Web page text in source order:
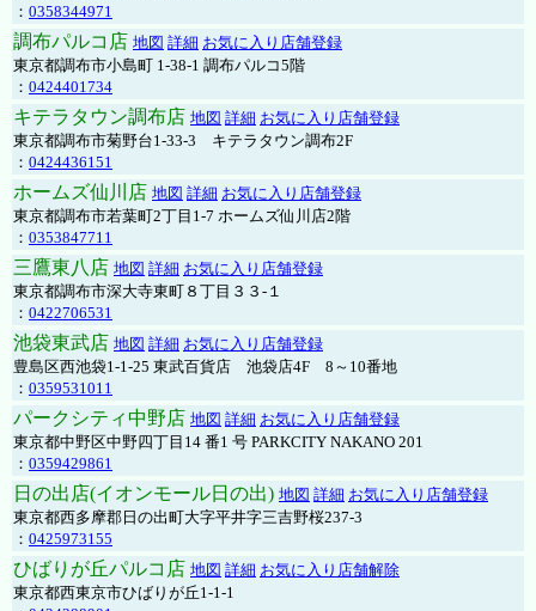
： 0358344971
調布パルコ店 地図 詳細 お気に入り店舗登録
東京都調布市小島町 1-38-1 調布パルコ5階
： 0424401734
キテラタウン調布店 地図 詳細 お気に入り店舗登録
東京都調布市菊野台1-33-3 キテラタウン調布2F
： 0424436151
ホームズ仙川店 地図 詳細 お気に入り店舗登録
東京都調布市若葉町2丁目1-7 ホームズ仙川店2階
： 0353847711
三鷹東八店 地図 詳細 お気に入り店舗登録
東京都調布市深大寺東町８丁目３３-１
： 0422706531
池袋東武店 地図 詳細 お気に入り店舗登録
豊島区西池袋1-1-25 東武百貨店 池袋店4F 8～10番地
： 0359531011
パークシティ中野店 地図 詳細 お気に入り店舗登録
東京都中野区中野四丁目14 番1 号 PARKCITY NAKANO 201
： 0359429861
日の出店(イオンモール日の出) 地図 詳細 お気に入り店舗登録
東京都西多摩郡日の出町大字平井字三吉野桜237-3
： 0425973155
ひばりが丘パルコ店 地図 詳細 お気に入り店舗解除
東京都西東京市ひばりが丘1-1-1